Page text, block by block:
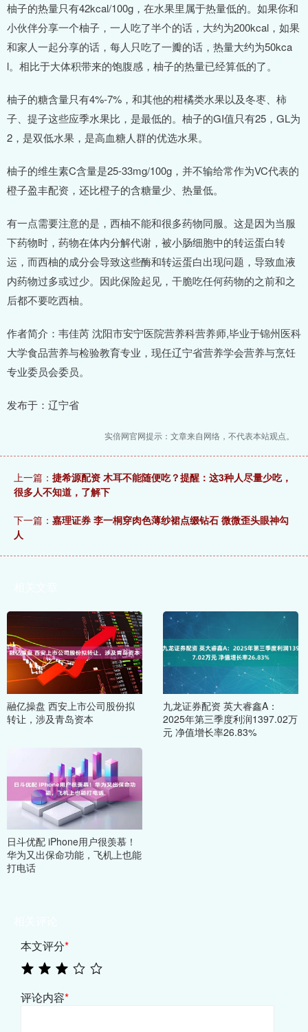
柚子的热量只有42kcal/100g，在水果里属于热量低的。如果你和
小伙伴分享一个柚子，一人吃了半个的话，大约为200kcal，如果
和家人一起分享的话，每人只吃了一瓣的话，热量大约为50kca
l。相比于大体积带来的饱腹感，柚子的热量已经算低的了。
柚子的糖含量只有4%-7%，和其他的柑橘类水果以及冬枣、柿
子、提子这些应季水果比，是最低的。柚子的GI值只有25，GL为
2，是双低水果，是高血糖人群的优选水果。
柚子的维生素C含量是25-33mg/100g，并不输给常作为VC代表的
橙子盈丰配资，还比橙子的含糖量少、热量低。
有一点需要注意的是，西柚不能和很多药物同服。这是因为当服
下药物时，药物在体内分解代谢，被小肠细胞中的转运蛋白转
运，而西柚的成分会导致这些酶和转运蛋白出现问题，导致血液
内药物过多或过少。因此保险起见，干脆吃任何药物的之前和之
后都不要吃西柚。
作者简介：韦佳芮 沈阳市安宁医院营养科营养师,毕业于锦州医科
大学食品营养与检验教育专业，现任辽宁省营养学会营养与烹饪
专业委员会委员。
发布于：辽宁省
实倍网官网提示：文章来自网络，不代表本站观点。
上一篇： 捷希源配资 木耳不能随便吃？提醒：这3种人尽量少吃，
很多人不知道，了解下
下一篇： 嘉理证券 李一桐穿肉色薄纱裙点缀钻石 微微歪头眼神勾
人
融亿操盘 西安上市公司股份拟
转让，涉及青岛资本
九龙证券配资 英大睿鑫A：
2025年第三季度利润1397.02万
元 净值增长率26.83%
日斗优配 iPhone用户很羡慕！
华为又出保命功能，飞机上也能
打电话
本文评分*
评论内容*